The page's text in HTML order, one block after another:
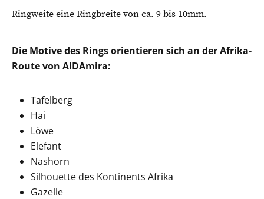
Ringweite eine Ringbreite von ca. 9 bis 10mm.
Die Motive des Rings orientieren sich an der Afrika-
Route von AIDAmira:
Tafelberg
Hai
Löwe
Elefant
Nashorn
Silhouette des Kontinents Afrika
Gazelle